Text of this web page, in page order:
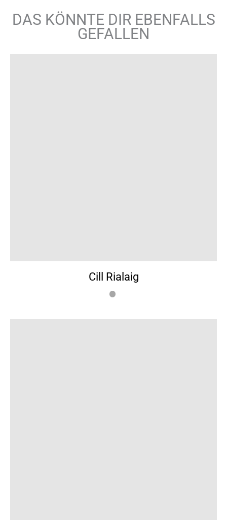
DAS KÖNNTE DIR EBENFALLS
GEFALLEN
Cill Rialaig